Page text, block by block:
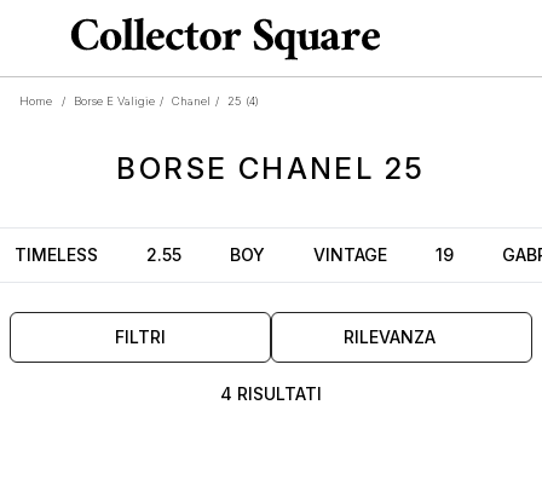
Home / Borse E Valigie / Chanel / 25 (4)
BORSE CHANEL 25
TIMELESS 2.55 BOY VINTAGE 19
FILTRI RILEVANZA
4 RISULTATI